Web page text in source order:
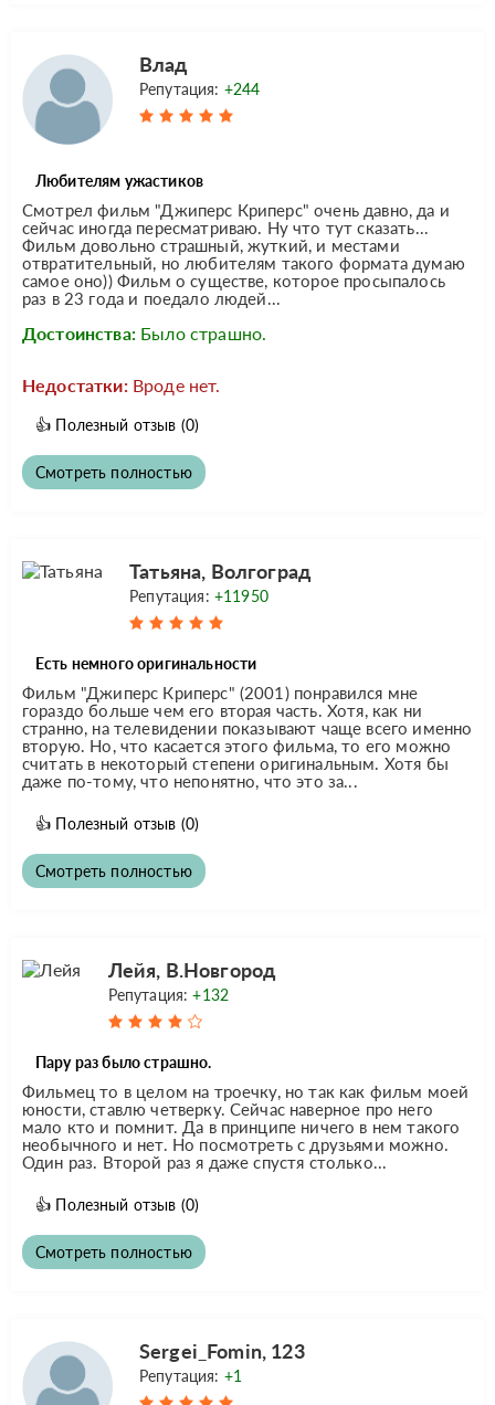
Влад
Репутация: +244
Любителям ужастиков
Смотрел фильм "Джиперс Криперс" очень давно, да и
сейчас иногда пересматриваю. Ну что тут сказать...
Фильм довольно страшный, жуткий, и местами
отвратительный, но любителям такого формата думаю
самое оно)) Фильм о существе, которое просыпалось
раз в 23 года и поедало людей...
Достоинства: Было страшно.
Недостатки: Вроде нет.
👍 Полезный отзыв (0)
Смотреть полностью
Татьяна, Волгоград
Репутация: +11950
Есть немного оригинальности
Фильм "Джиперс Криперс" (2001) понравился мне
гораздо больше чем его вторая часть. Хотя, как ни
странно, на телевидении показывают чаще всего именно
вторую. Но, что касается этого фильма, то его можно
считать в некоторый степени оригинальным. Хотя бы
даже по-тому, что непонятно, что это за...
👍 Полезный отзыв (0)
Смотреть полностью
Лейя, В.Новгород
Репутация:+132
Пару раз было страшно.
Фильмец то в целом на троечку, но так как фильм моей
юности, ставлю четверку. Сейчас наверное про него
мало кто и помнит. Да в принципе ничего в нем такого
необычного и нет. Но посмотреть с друзьями можно.
Один раз. Второй раз я даже спустя столько...
👍 Полезный отзыв (0)
Смотреть полностью
Sergei_Fomin, 123
Репутация: +1